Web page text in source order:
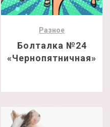
Разное
Болталка №24
«Чернопятничная»